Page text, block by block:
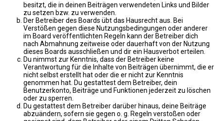
besitzt, die in deinen Beiträgen verwendeten Links und Bilder
zu setzen bzw. zu verwenden.
Der Betreiber des Boards übt das Hausrecht aus. Bei
Verstößen gegen diese Nutzungsbedingungen oder anderer
im Board veröffentlichten Regeln kann der Betreiber dich
nach Abmahnung zeitweise oder dauerhaft von der Nutzung
dieses Boards ausschließen und dir ein Hausverbot erteilen.
Du nimmst zur Kenntnis, dass der Betreiber keine
Verantwortung für die Inhalte von Beiträgen übernimmt, die er
nicht selbst erstellt hat oder die er nicht zur Kenntnis
genommen hat. Du gestattest dem Betreiber, dein
Benutzerkonto, Beiträge und Funktionen jederzeit zu löschen
oder zu sperren.
Du gestattest dem Betreiber darüber hinaus, deine Beiträge
abzuändern, sofern sie gegen o. g. Regeln verstoßen oder